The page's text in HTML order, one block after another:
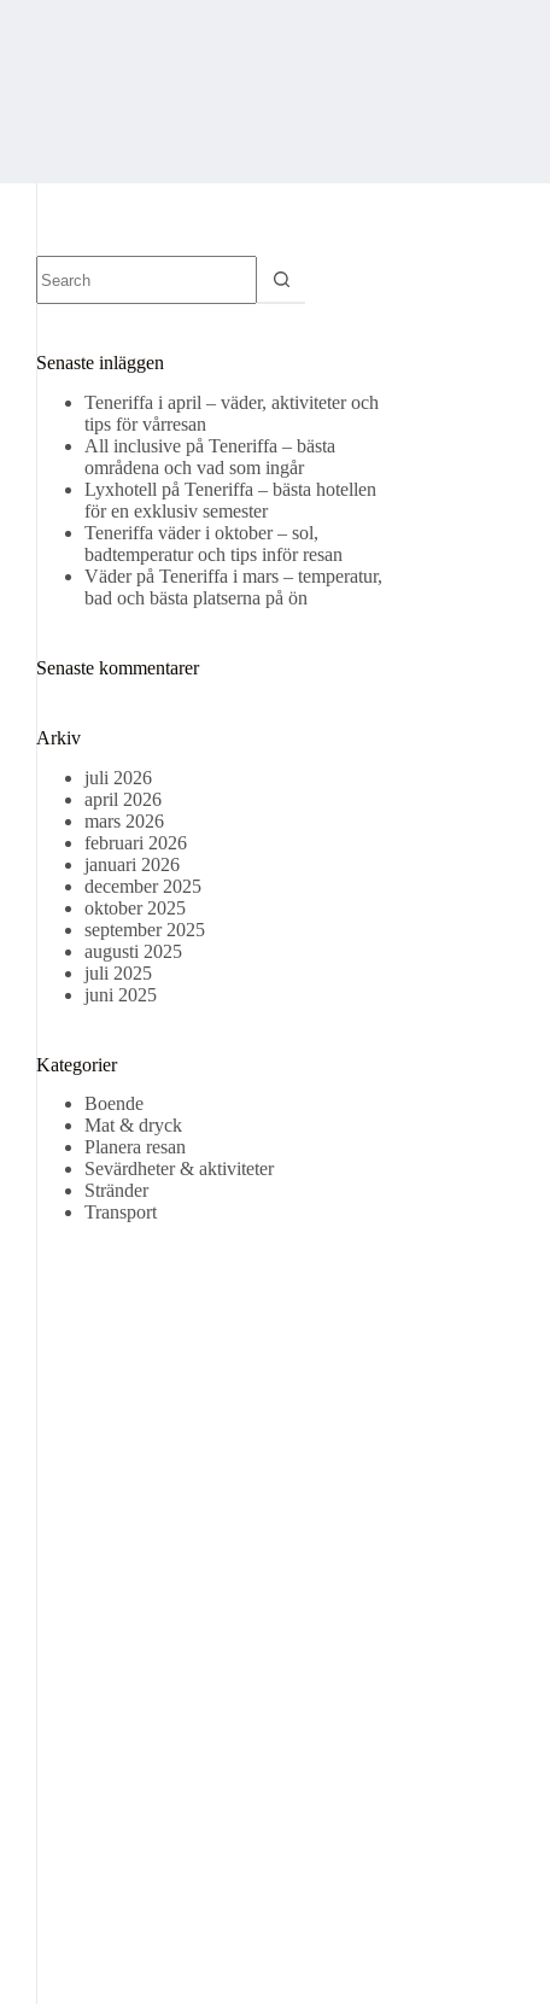
results
Senaste inläggen
Teneriffa i april – väder, aktiviteter och
tips för vårresan
All inclusive på Teneriffa – bästa
områdena och vad som ingår
Lyxhotell på Teneriffa – bästa hotellen
för en exklusiv semester
Teneriffa väder i oktober – sol,
badtemperatur och tips inför resan
Väder på Teneriffa i mars – temperatur,
bad och bästa platserna på ön
Senaste kommentarer
Arkiv
juli 2026
april 2026
mars 2026
februari 2026
januari 2026
december 2025
oktober 2025
september 2025
augusti 2025
juli 2025
juni 2025
Kategorier
Boende
Mat & dryck
Planera resan
Sevärdheter & aktiviteter
Stränder
Transport